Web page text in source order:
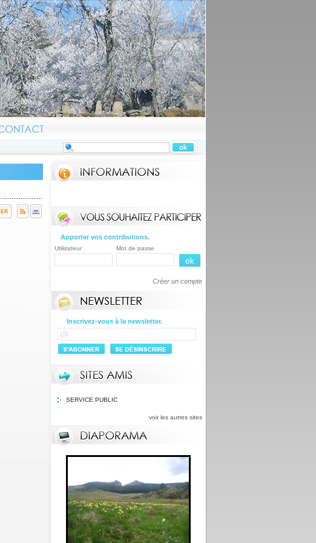
Apporter vos contributions.
Utilisateur Mot de passe
Créer un compte
Inscrivez-vous à la newsletter.
SERVICE PUBLIC
voir les autres sites